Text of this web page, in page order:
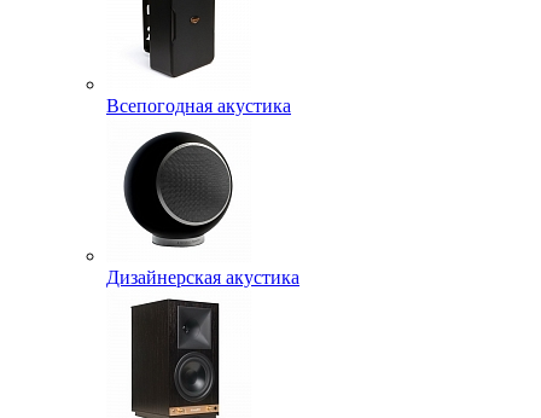
Всепогодная акустика
Дизайнерская акустика